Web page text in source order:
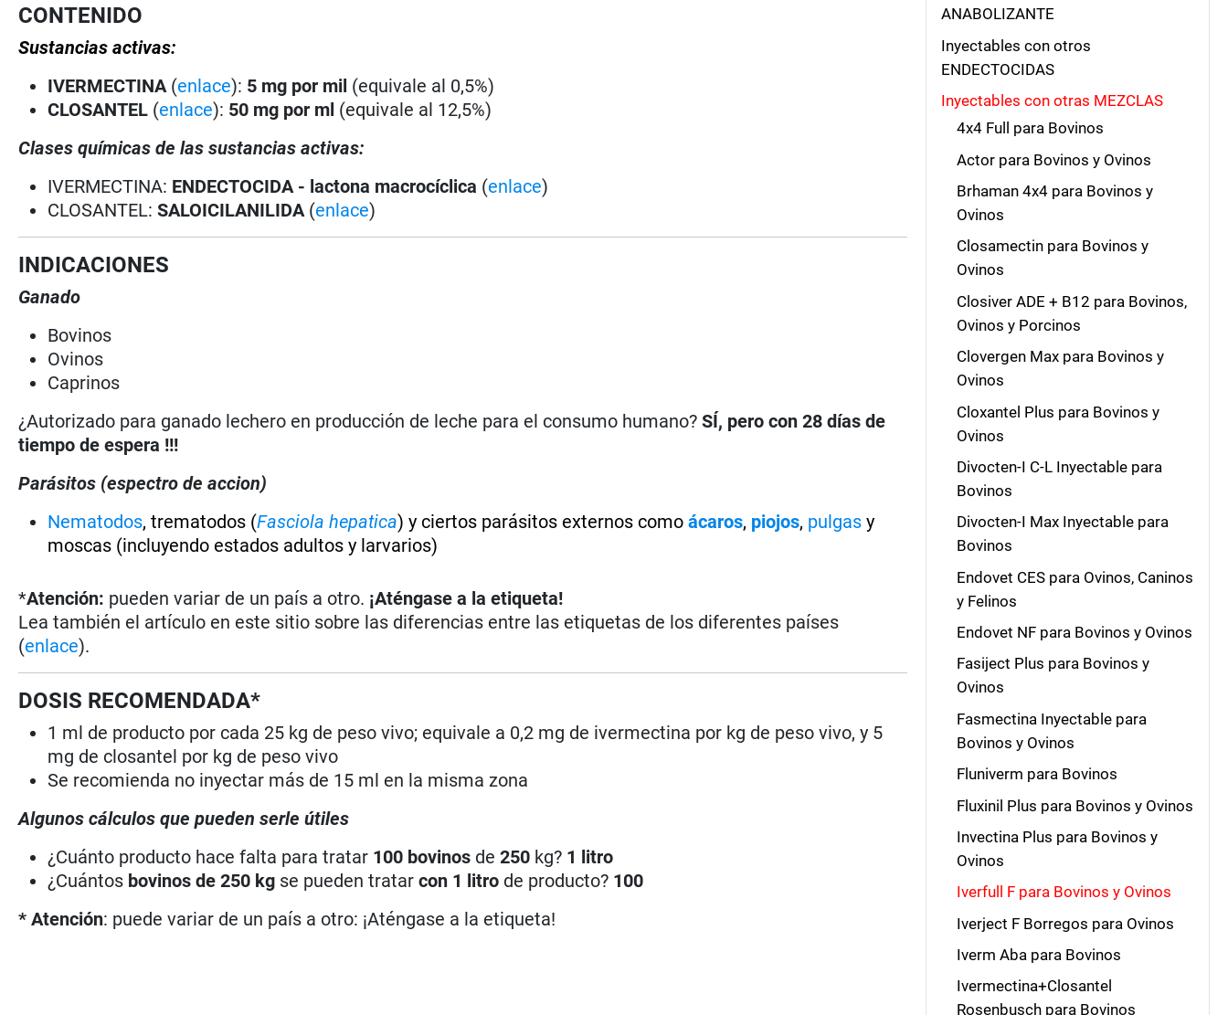
CONTENIDO
Sustancias activas:
IVERMECTINA (enlace): 5 mg por mil (equivale al 0,5%)
CLOSANTEL (enlace): 50 mg por ml (equivale al 12,5%)
Clases químicas de las sustancias activas:
IVERMECTINA: ENDECTOCIDA - lactona macrocíclica (enlace)
CLOSANTEL:SALOICILANILIDA (enlace)
INDICACIONES
Ganado
Bovinos
Ovinos
Caprinos
¿Autorizado para ganado lechero en producción de leche para el consumo humano?SÍ, pero con 28 días de
tiempo de espera !!!
Parásitos (espectro de accion)
Nematodos, trematodos (Fasciola hepatica) y ciertos parásitos externos comoácaros, piojos, pulgas y
moscas (incluyendo estados adultos y larvarios)
*Atención: pueden variar de un país a otro. ¡Aténgase a la etiqueta!
Lea también el artículo en este sitio sobre las diferencias entre las etiquetas de los diferentes países
(enlace).
DOSIS RECOMENDADA*
1 ml de producto por cada 25 kg de peso vivo; equivale a 0,2 mg de ivermectina por kg de peso vivo, y 5
mg de closantel por kg de peso vivo
Se recomienda no inyectar más de 15 ml en la misma zona
Algunos cálculos que pueden serle útiles
¿Cuánto producto hace falta para tratar 100 bovinos de 250 kg? 1 litro
¿Cuántos bovinos de 250 kg se pueden tratarcon 1 litro de producto? 100
* Atención: puede variar de un país a otro: ¡Aténgase a la etiqueta!
ANABOLIZANTE
Inyectables con otros
ENDECTOCIDAS
Inyectables con otras MEZCLAS
4x4 Full para Bovinos
Actor para Bovinos y Ovinos
Brhaman 4x4 para Bovinos y
Ovinos
Closamectin para Bovinos y
Ovinos
Closiver ADE + B12 para Bovinos,
Ovinos y Porcinos
Clovergen Max para Bovinos y
Ovinos
Cloxantel Plus para Bovinos y
Ovinos
Divocten-I C-L Inyectable para
Bovinos
Divocten-I Max Inyectable para
Bovinos
Endovet CES para Ovinos, Caninos
y Felinos
Endovet NF para Bovinos y Ovinos
Fasiject Plus para Bovinos y
Ovinos
Fasmectina Inyectable para
Bovinos y Ovinos
Fluniverm para Bovinos
Fluxinil Plus para Bovinos y Ovinos
Invectina Plus para Bovinos y
Ovinos
Iverfull F para Bovinos y Ovinos
Iverject F Borregos para Ovinos
Iverm Aba para Bovinos
Ivermectina+Closantel
Rosenbusch para Bovinos